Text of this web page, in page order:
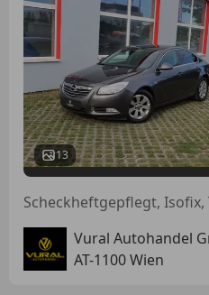
13
Vural Autohandel
AT-1100 Wien